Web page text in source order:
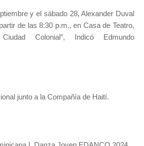
y el sábado 28, Alexander Duval
de las 8:30 p.m., en Casa de Teatro,
Colonial”, Indicó Edmundo
junto a la Compañía de Haití.